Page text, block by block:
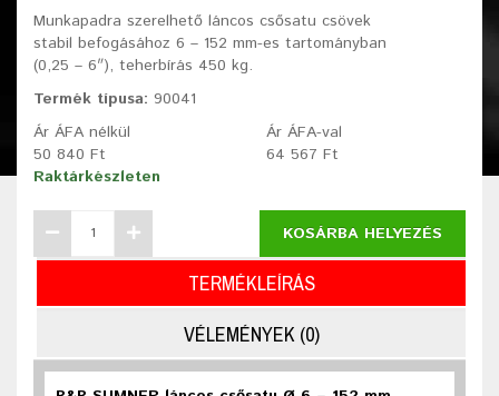
Munkapadra szerelhető láncos csősatu csövek
stabil befogásához 6 – 152 mm-es tartományban
(0,25 – 6″), teherbírás 450 kg.
Termék típusa: 90041
Ár ÁFA nélkül
50 840 Ft
Ár ÁFA-val
64 567 Ft
Raktárkészleten
KOSÁRBA HELYEZÉS
TERMÉKLEÍRÁS
VÉLEMÉNYEK (0)